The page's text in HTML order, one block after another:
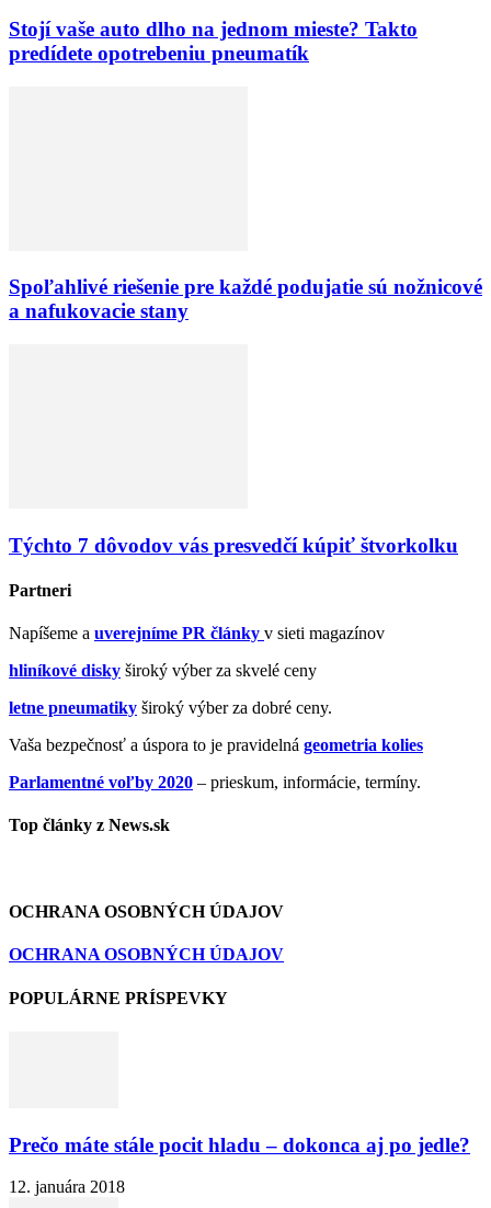
Stojí vaše auto dlho na jednom mieste? Takto
predídete opotrebeniu pneumatík
Spoľahlivé riešenie pre každé podujatie sú nožnicové
a nafukovacie stany
Týchto 7 dôvodov vás presvedčí kúpiť štvorkolku
Partneri
Napíšeme a uverejníme PR články v sieti magazínov
hliníkové disky široký výber za skvelé ceny
letne pneumatiky široký výber za dobré ceny.
Vaša bezpečnosť a úspora to je pravidelná geometria kolies
Parlamentné voľby 2020 – prieskum, informácie, termíny.
Top články z News.sk
OCHRANA OSOBNÝCH ÚDAJOV
OCHRANA OSOBNÝCH ÚDAJOV
POPULÁRNE PRÍSPEVKY
Prečo máte stále pocit hladu – dokonca aj po jedle?
12. januára 2018